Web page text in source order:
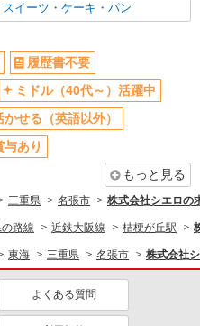
スイーツ・ケーキ・パン
履歴書不要
ミドル（40代～）活躍中
せる（英語以外）
与あり
もっと見る
三重県 名張市 株式会社シエロの
路線 近鉄大阪線 桔梗が丘駅
東海 三重県 名張市 株式会社
よくある質問